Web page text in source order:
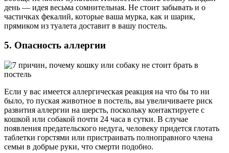
день — идея весьма сомнительная. Не стоит забывать и о
частичках фекалий, которые ваша мурка, как и шарик,
прямиком из туалета доставит в вашу постель.
5. Опасность аллергии
Если у вас имеется аллергическая реакция на что бы то ни
было, то пуская животное в постель, вы увеличиваете риск
развития аллергии на шерсть, поскольку контактируете с
кошкой или собакой почти 24 часа в сутки. В случае
появления предательского недуга, человеку придется глотать
таблетки горстями или пристраивать полноправного члена
семьи в добрые руки, что смерти подобно.